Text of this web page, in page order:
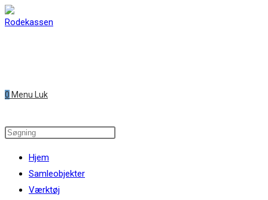
Skip
to
0 Menu Luk
Search
website
Hjem
Samleobjekter
Værktøj